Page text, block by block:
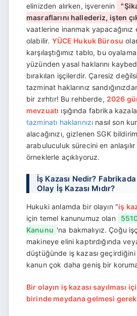
elinizden alırken, işverenin
masraflarını hallederiz, işten
vaatlerine inanmak yapacağınız
olabilir. YÜCE Hukuk Bürosu
karşılaştığımız tablo, bu
yüzünden yasal haklarını
bırakılan işçilerdir. Çaresiz
tazminat haklarınız
bir zırhtır! Bu rehberde, 2026
mevzuatı ışığında fabrika
tazminatı haklarınızı nasıl son
alacağınızı, gizlenen SGK
arabuluculuk sürecini en
örneklerle açıklıyoruz.
İş Kazası Nedir? Fabrikada
Olay İş Kazası Mıdır?
Hukuki anlamda bir olayın "iş
için temel kanunumuz olan
Kanunu 'na bakmalıyız. Çoğu
makineye elini kaptırdığında
düştüğünde iş kazası
kanun çok daha geniş bir
Bir olayın iş kazası sayılması
birinde meydana gelmesi